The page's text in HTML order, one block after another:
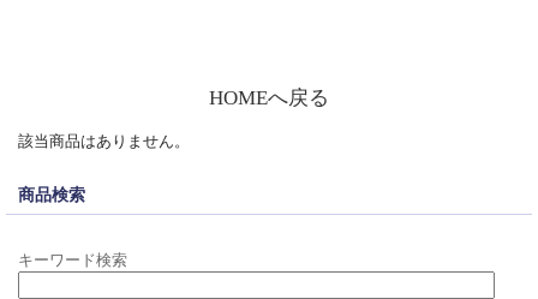
HOMEへ戻る
該当商品はありません。
商品検索
キーワード検索